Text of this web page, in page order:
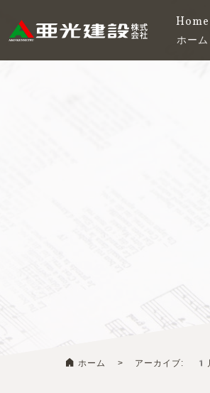
ホーム
Home
ホーム > アーカイブ